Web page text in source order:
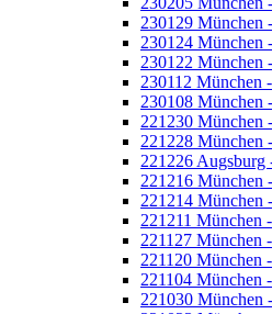
230129 München
230124 München
230122 München
230112 München
230108 München
221230 München
221228 München
221226 Augsburg
221216 München
221214 München
221211 München
221127 München
221120 München
221104 München
221030 München